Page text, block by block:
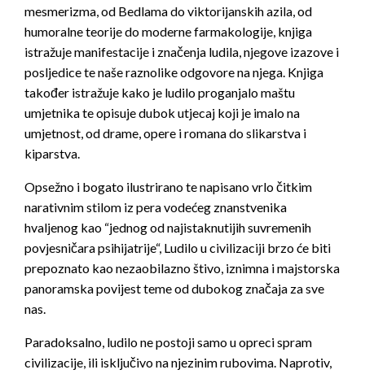
mesmerizma, od Bedlama do viktorijanskih azila, od
humoralne teorije do moderne farmakologije, knjiga
istražuje manifestacije i značenja ludila, njegove izazove i
posljedice te naše raznolike odgovore na njega. Knjiga
također istražuje kako je ludilo proganjalo maštu
umjetnika te opisuje dubok utjecaj koji je imalo na
umjetnost, od drame, opere i romana do slikarstva i
kiparstva.
Opsežno i bogato ilustrirano te napisano vrlo čitkim
narativnim stilom iz pera vodećeg znanstvenika
hvaljenog kao “jednog od najistaknutijih suvremenih
povjesničara psihijatrije“, Ludilo u civilizaciji brzo će biti
prepoznato kao nezaobilazno štivo, iznimna i majstorska
panoramska povijest teme od dubokog značaja za sve
nas.
Paradoksalno, ludilo ne postoji samo u opreci spram
civilizacije, ili isključivo na njezinim rubovima. Naprotiv,